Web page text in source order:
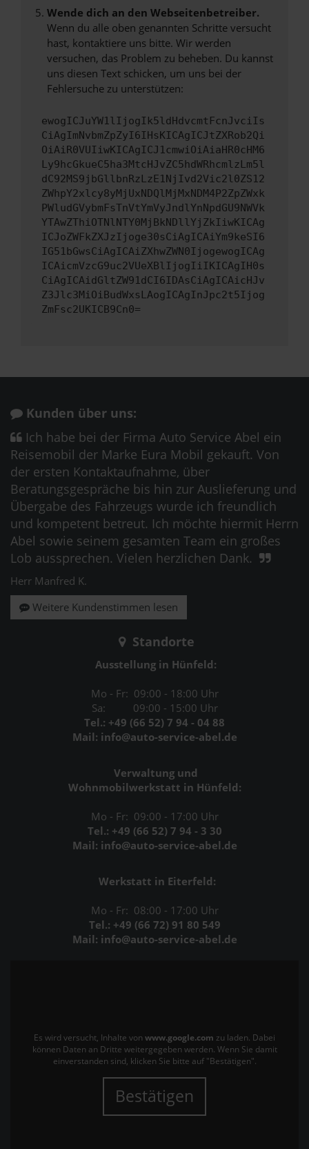
Wende dich an den Webseitenbetreiber.
Wenn du alle oben genannten Schritte versucht
hast, kontaktiere uns bitte. Wir werden
versuchen, das Problem zu beheben. Du kannst
uns diesen Text schicken, um uns bei der
Fehlersuche zu unterstützen:
ewogICJuYW1lIjogIk5ldHdvcmtFcnJvciIs
CiAgImNvbmZpZyI6IHsKICAgICJtZXRob2Qi
OiAiR0VUIiwKICAgICJ1cmwiOiAiaHR0cHM6
Ly9hcGkueC5ha3MtcHJvZC5hdWRhcmlzLm5l
dC92MS9jbGllbnRzLzE1NjIvd2Vic2l0ZS12
ZWhpY2xlcy8yMjUxNDQlMjMxNDM4P2ZpZWxk
PWludGVybmFsTnVtYmVyJndlYnNpdGU9NWVk
YTAwZThiOTNlNTY0MjBkNDllYjZkIiwKICAg
ICJoZWFkZXJzIjoge30sCiAgICAiYm9keSI6
IG51bGwsCiAgICAiZXhwZWN0IjogewogICAg
ICAicmVzcG9uc2VUeXBlIjogIiIKICAgIH0s
CiAgICAidGltZW91dCI6IDAsCiAgICAicHJv
Z3Jlc3MiOiBudWxsLAogICAgInJpc2t5Ijog
ZmFsc2UKICB9Cn0=
Kunden über uns:
Ich habe bei der Firma Auto Service Abel ein
Reisemobil der Marke Eura Mobil gekauft. Von
der ersten Kontaktaufnahme, über
Beratungsgespräche bis hin zur Auslieferung und
Übergabe des Fahrzeugs wurde ich freundlich
und kompetent betreut. Ich möchte hiermit Herrn
Abel sowie seinem gesamten Team ein großes
Lob aussprechen. Vielen herzlichen Dank.
Herr Manfred K.
Weitere Kundenstimmen lesen
Standorte
Ausstellung in Hünfeld:
Mo - Fr: 09:00 - 18:00 Uhr
Sa: 09:00 - 15:00 Uhr
Tel.: +49 (66 52) 7 94 - 04 88
Mail: info@auto-service-abel.de
Verwaltung und
Wohnmobilwerkstatt in Hünfeld:
Mo - Fr: 09:00 - 17:00 Uhr
Tel.: +49 (66 52) 7 94 - 3 30
Mail: info@auto-service-abel.de
Werkstatt in Eiterfeld:
Mo - Fr: 08:00 - 17:00 Uhr
Tel.: +49 (66 72) 91 80 549
Mail: info@auto-service-abel.de
Es wird versucht, Inhalte von www.google.com zu laden. Dabei
können Daten an Dritte weitergegeben werden. Wenn Sie damit
einverstanden sind, klicken Sie bitte auf "Bestätigen".
Bestätigen